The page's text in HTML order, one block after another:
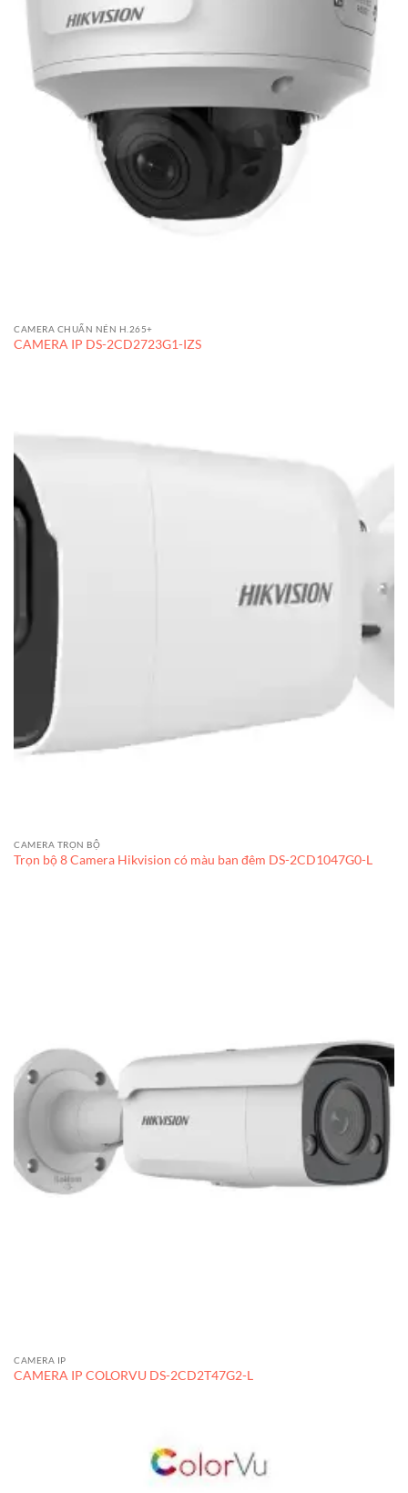
CAMERA CHUẨN NÉN H.265+
CAMERA IP DS-2CD2723G1-IZS
CAMERA TRỌN BỘ
Trọn bộ 8 Camera Hikvision có màu ban đêm DS-2CD1047G0-L
CAMERA IP
CAMERA IP COLORVU DS-2CD2T47G2-L